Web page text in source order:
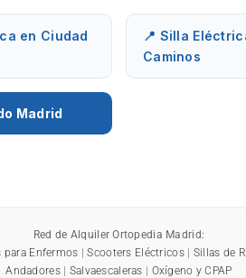
en Ciudad
📍 Silla
Caminos
Madrid
Red de Alquiler Ortopedia Madrid:
para Enfermos |Scooters Eléctricos| Sillas de
Andadores| Salvaescaleras | Oxígeno y CPAP